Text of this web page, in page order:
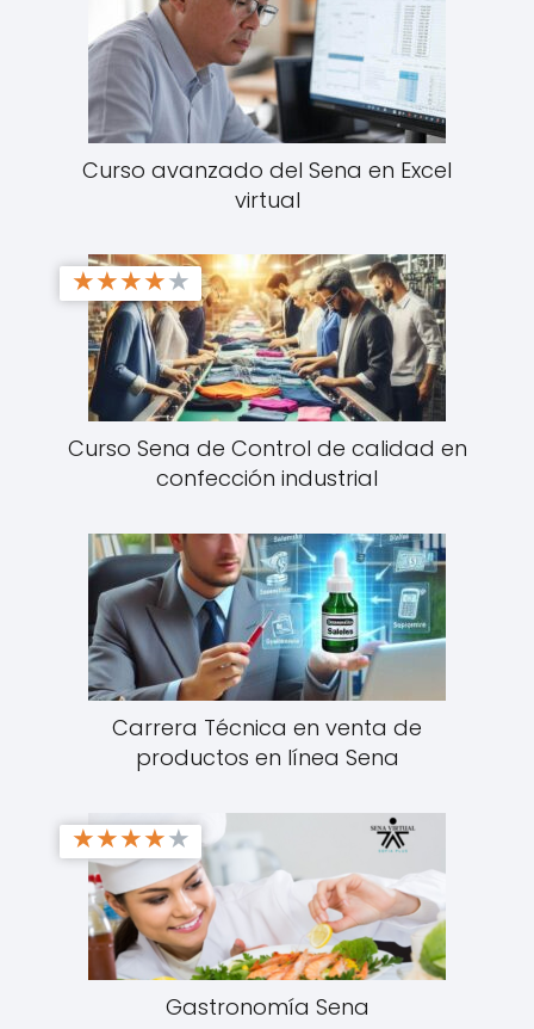
Curso avanzado del Sena en Excel
virtual
★★★★★
Curso Sena de Control de calidad en
confección industrial
Carrera Técnica en venta de
productos en línea Sena
★★★★★
Gastronomía Sena